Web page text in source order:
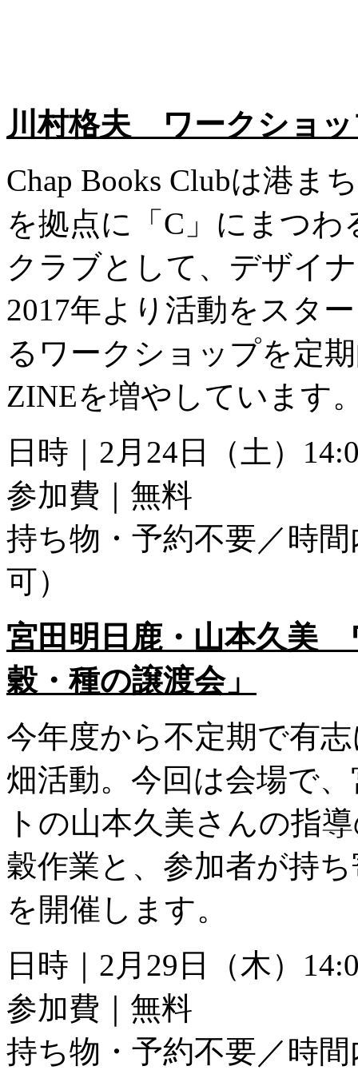
川村格夫 ワークショッ
Chap Books Clubは港ま
を拠点に「C」にまつ
クラブとして、デザイ
2017年より活動をスタ
るワークショップを定
ZINEを増やしています
日時｜2月24日（土）
参加費｜無料
持ち物・予約不要／時
可）
宮田明日鹿・山本久美
穀・種の譲渡会」
今年度から不定期で有
畑活動。今回は会場で
トの山本久美さんの指
穀作業と、参加者が持
を開催します。
日時｜2月29日（木）
参加費｜無料
持ち物・予約不要／時